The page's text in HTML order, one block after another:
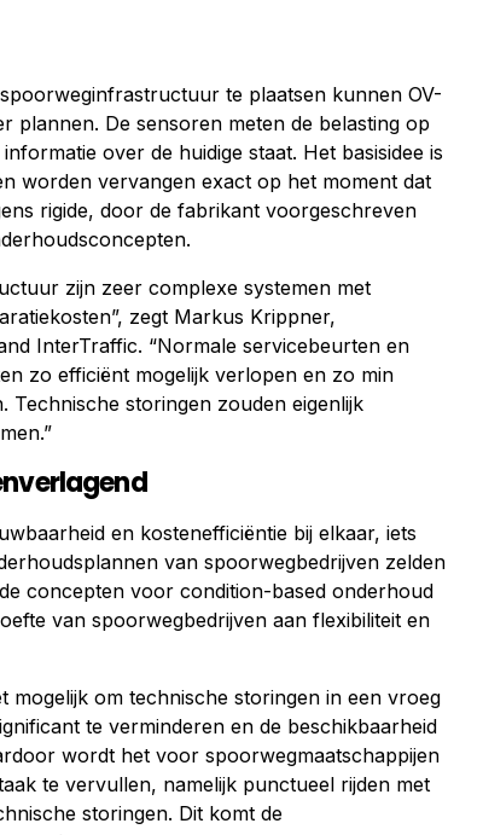
te plaatsen kunnen OV-
plannen. De sensoren meten de belasting op
over de huidige staat. Het basisidee is
worden vervangen exact op het moment dat
rigide, door de fabrikant voorgeschreven
zijn zeer complexe systemen met
zegt Markus Krippner,
InterTraffic. “Normale servicebeurten en
zo efficiënt mogelijk verlopen en zo min
Technische storingen zouden eigenlijk
en kostenefficiëntie bij elkaar, iets
van spoorwegbedrijven zelden
concepten voor condition-based onderhoud
van spoorwegbedrijven aan flexibiliteit en
mogelijk om technische storingen in een vroeg
te verminderen en de beschikbaarheid
wordt het voor spoorwegmaatschappijen
te vervullen, namelijk punctueel rijden met
storingen. Dit komt de